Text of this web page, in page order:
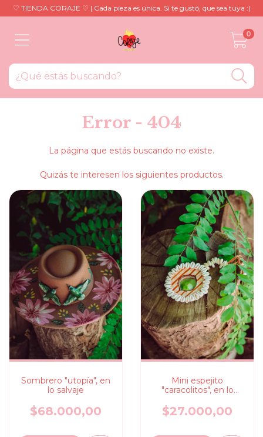
♡ TIENDA CORAJE ♡ | Cada pieza es única. Si te gustó, que sea tuya :)
0
Error - 404
La página que estás buscando no existe.
Quizás te interesen los siguientes productos.
Sombrero "utopía", en
lo salvaje
$68.000,00
Mini espejito
"caracolitos", en lo
$27.000,00